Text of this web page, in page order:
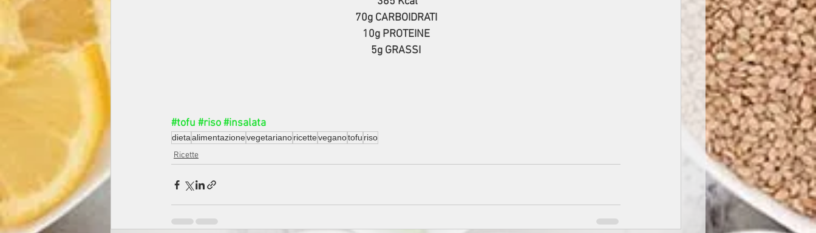
70g CARBOIDRATI
10g PROTEINE
5g GRASSI
#tofu #riso#insalata
dietaalimentazionevegetarianoricetteveganotofu riso
Ricette